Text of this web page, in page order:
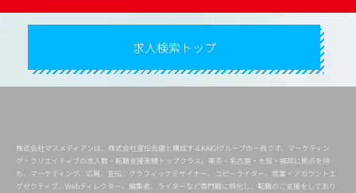
求人検索トップ
株式会社マスメディアンは、株式会社宣伝会議と構成するKAIGIグループの一員です。マーケティン
グ・クリエイティブの求人数・転職支援実績トップクラス。東京・名古屋・大阪・福岡に拠点を持
ち、マーケティング、広報、宣伝、グラフィックデザイナー、コピーライター、営業・アカウントエ
グゼクティブ、Webディレクター、編集者、ライターなど専門職に特化し、転職のご支援をしており